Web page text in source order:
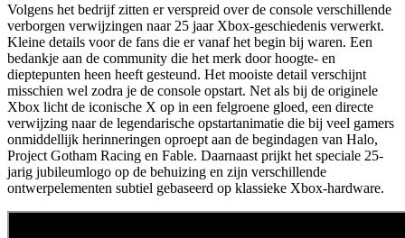
Volgens het bedrijf zitten er verspreid over de console verschillende
verborgen verwijzingen naar 25 jaar Xbox-geschiedenis verwerkt.
Kleine details voor de fans die er vanaf het begin bij waren. Een
bedankje aan de community die het merk door hoogte- en
dieptepunten heen heeft gesteund. Het mooiste detail verschijnt
misschien wel zodra je de console opstart. Net als bij de originele
Xbox licht de iconische X op in een felgroene gloed, een directe
verwijzing naar de legendarische opstartanimatie die bij veel gamers
onmiddellijk herinneringen oproept aan de begindagen van Halo,
Project Gotham Racing en Fable. Daarnaast prijkt het speciale 25-
jarig jubileumlogo op de behuizing en zijn verschillende
ontwerpelementen subtiel gebaseerd op klassieke Xbox-hardware.